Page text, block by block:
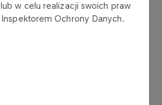
w celu realizacji swoich praw
Ochrony Danych.
optymalizacja modelu
redukcja liczby pojazdów w